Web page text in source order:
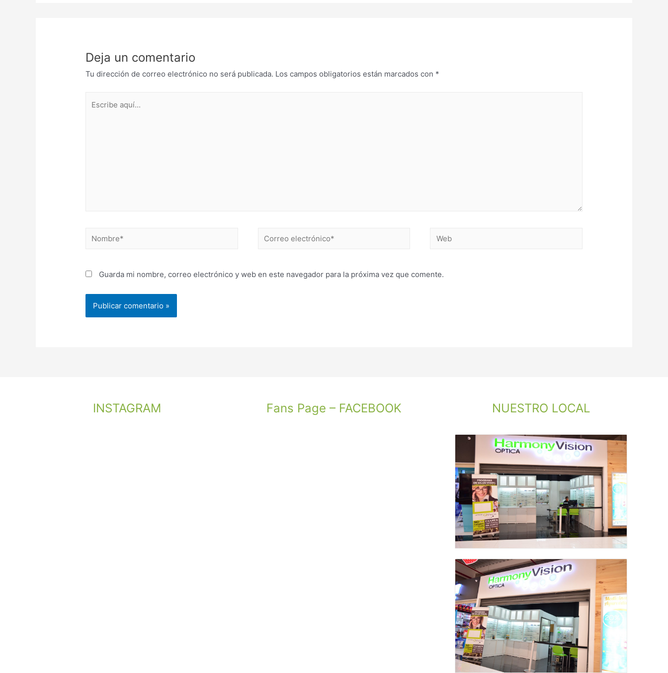
Deja un comentario
Tu dirección de correo electrónico no será publicada. Los campos obligatorios están marcados con *
Nombre*
Correo
Web
Guarda mi nombre, correo electrónico y web en este navegador para la próxima vez que comente.
INSTAGRAM Fans Page – FACEBOOK NUESTRO LOCAL